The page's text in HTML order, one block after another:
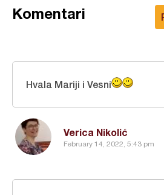
Komentari
Verica Nikolić
February 14, 2022, 5:43 pm
Hvala Mariji i Vesni